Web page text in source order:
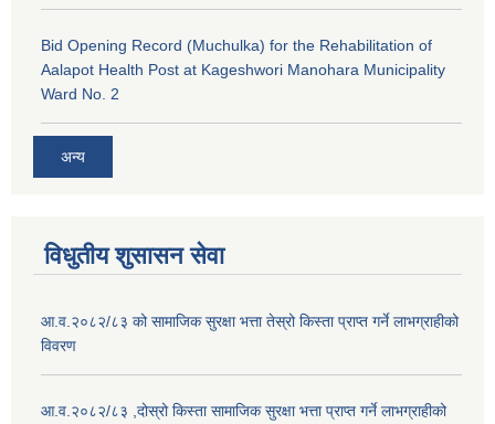
Bid Opening Record (Muchulka) for the Rehabilitation of
Aalapot Health Post at Kageshwori Manohara Municipality
Ward No. 2
अन्य
विधुतीय शुसासन सेवा
आ.व.२०८२/८३ को सामाजिक सुरक्षा भत्ता तेस्रो किस्ता प्राप्त गर्ने लाभग्राहीको
विवरण
आ.व.२०८२/८३ ,दोस्रो किस्ता सामाजिक सुरक्षा भत्ता प्राप्त गर्ने लाभग्राहीको